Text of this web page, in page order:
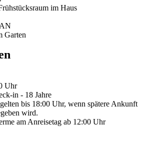
im Haus
Garten
Uhr
in - 18 Jahre
bis 18:00 Uhr, wenn spätere Ankunft
wird.
am Anreisetag ab 12:00 Uhr